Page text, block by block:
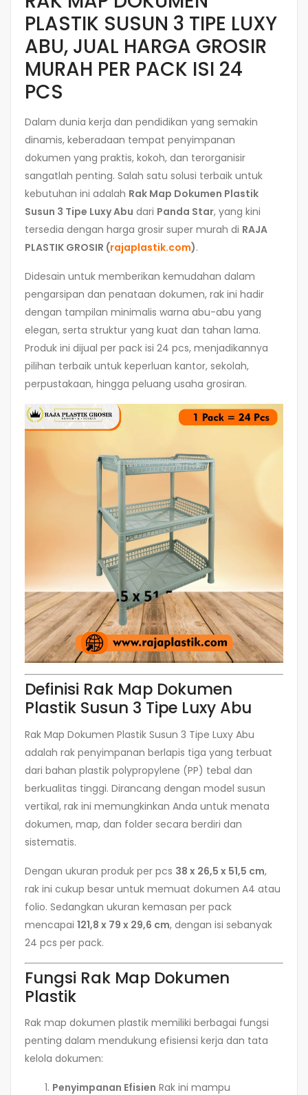
PLASTIK SUSUN 3 TIPE LUXY
ABU, JUAL HARGA GROSIR
MURAH PER PACK ISI 24
PCS
Dalam dunia kerja dan pendidikan yang semakin
dinamis, keberadaan tempat penyimpanan
dokumen yang praktis, kokoh, dan terorganisir
sangatlah penting. Salah satu solusi terbaik untuk
kebutuhan ini adalah Rak Map Dokumen Plastik
Susun 3 Tipe Luxy Abu dari Panda Star, yang kini
tersedia dengan harga grosir super murah di RAJA
PLASTIK GROSIR (rajaplastik.com).
Didesain untuk memberikan kemudahan dalam
pengarsipan dan penataan dokumen, rak ini hadir
dengan tampilan minimalis warna abu-abu yang
elegan, serta struktur yang kuat dan tahan lama.
Produk ini dijual per pack isi 24 pcs, menjadikannya
pilihan terbaik untuk keperluan kantor, sekolah,
perpustakaan, hingga peluang usaha grosiran.
Definisi Rak Map Dokumen
Plastik Susun 3 Tipe Luxy Abu
Rak Map Dokumen Plastik Susun 3 Tipe Luxy Abu
adalah rak penyimpanan berlapis tiga yang terbuat
dari bahan plastik polypropylene (PP) tebal dan
berkualitas tinggi. Dirancang dengan model susun
vertikal, rak ini memungkinkan Anda untuk menata
dokumen, map, dan folder secara berdiri dan
sistematis.
Dengan ukuran produk per pcs 38 x 26,5 x 51,5 cm,
rak ini cukup besar untuk memuat dokumen A4 atau
folio. Sedangkan ukuran kemasan per pack
mencapai 121,8 x 79 x 29,6 cm, dengan isi sebanyak
24 pcs per pack.
Fungsi Rak Map Dokumen
Plastik
Rak map dokumen plastik memiliki berbagai fungsi
penting dalam mendukung efisiensi kerja dan tata
kelola dokumen:
Penyimpanan Efisien Rak ini mampu